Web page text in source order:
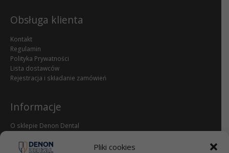
Pliki cookies
Obsługa klienta
Kontakt
Regulamin
Polityka Prywatności
Lista dostawców
Rejestracja i składanie zamówień
Informacje
O sklepie Denon Dental
dental.pl